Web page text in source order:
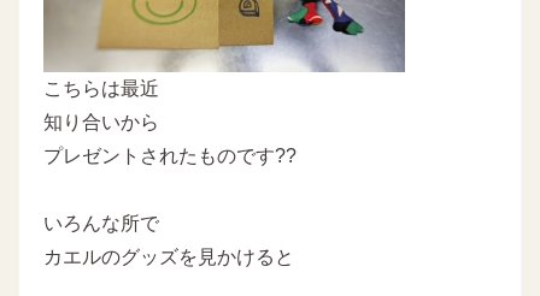
こちらは最近
知り合いから
プレゼントされたものです??
いろんな所で
カエルのグッズを見かけると